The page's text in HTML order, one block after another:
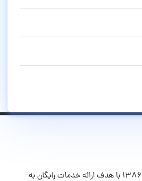
پرشین اسکریپت در سال ۱۳۸۶ با هدف ارائه خدمات رایگان به